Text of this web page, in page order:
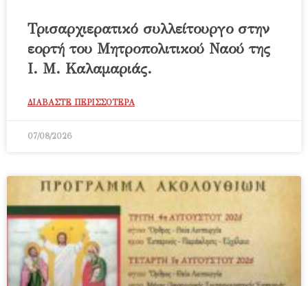
Τρισαρχιερατικό συλλείτουργο στην
εορτή του Μητροπολιτικού Ναού της
Ι. Μ. Καλαμαριάς.
ΔΙΑΒΑΣΤΕ ΠΕΡΙΣΣΟΤΕΡΑ
07/08/2026